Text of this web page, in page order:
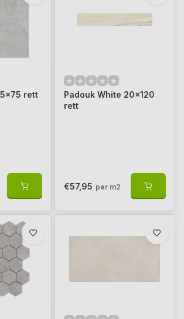
rett
Padouk White 20x120
rett
€57,95 per m2